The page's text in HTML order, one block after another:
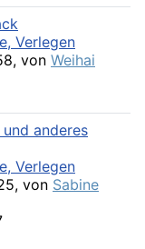
Verlegen
von Weihai
anderes
Verlegen
von Sabine